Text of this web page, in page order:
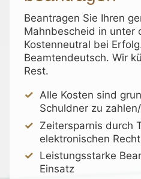
Beantragen Sie Ihren
Mahnbescheid in unter
Kostenneutral bei
Beamtendeutsch. Wir
Rest.
Alle Kosten sind
Schuldner zu
Zeitersparnis durch
elektronischen
Leistungsstarke
Einsatz